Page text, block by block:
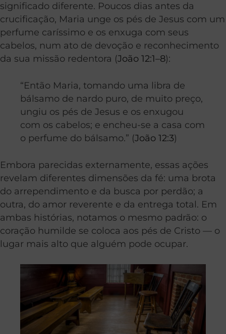
significado diferente. Poucos dias antes da
crucificação, Maria unge os pés de Jesus com um
perfume caríssimo e os enxuga com seus
cabelos, num ato de devoção e reconhecimento
da sua missão redentora (João 12:1–8):
“Então Maria, tomando uma libra de
bálsamo de nardo puro, de muito preço,
ungiu os pés de Jesus e os enxugou
com os cabelos; e encheu-se a casa com
o perfume do bálsamo.” (João 12:3)
Embora parecidas externamente, essas ações
revelam diferentes dimensões da fé: uma brota
do arrependimento e da busca por perdão; a
outra, do amor reverente e da entrega total. Em
ambas histórias, notamos o mesmo padrão: o
coração humilde se coloca aos pés de Cristo — o
lugar mais alto que alguém pode ocupar.